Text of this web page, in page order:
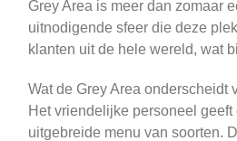
Grey Area is meer dan zomaar
uitnodigende sfeer die deze
klanten uit de hele wereld, wat
Wat de Grey Area onderscheidt
Het vriendelijke personeel
uitgebreide menu van soorten.